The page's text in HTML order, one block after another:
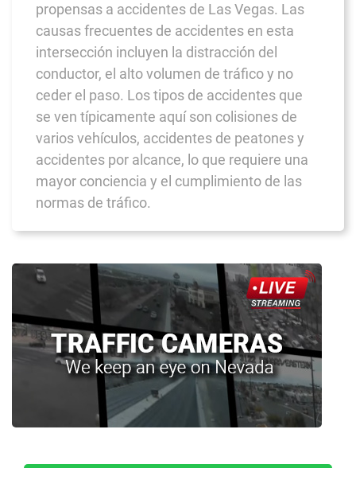
propensas a accidentes de Las Vegas. Las
causas frecuentes de accidentes en esta
intersección incluyen la distracción del
conductor, el alto volumen de tráfico y no
ceder el paso. Los tipos de accidentes que
se ven típicamente aquí son colisiones de
varios vehículos, accidentes de peatones y
accidentes por alcance, lo que requiere una
mayor conciencia y el cumplimiento de las
normas de tráfico.